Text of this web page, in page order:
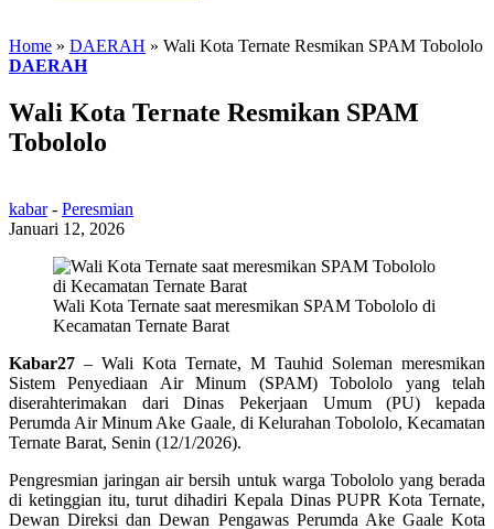
Home » DAERAH » Wali Kota Ternate Resmikan SPAM Tobololo
DAERAH
Wali Kota Ternate Resmikan SPAM
Tobololo
kabar- Peresmian
Januari 12, 2026
Wali Kota Ternate saat meresmikan SPAM Tobololo di
Kecamatan Ternate Barat
Kabar27 – Wali Kota Ternate, M Tauhid Soleman meresmikan
Sistem Penyediaan Air Minum (SPAM) Tobololo yang telah
diserahterimakan dari Dinas Pekerjaan Umum (PU) kepada
Perumda Air Minum Ake Gaale, di Kelurahan Tobololo, Kecamatan
Ternate Barat, Senin (12/1/2026).
Pengresmian jaringan air bersih untuk warga Tobololo yang berada
di ketinggian itu, turut dihadiri Kepala Dinas PUPR Kota Ternate,
Dewan Direksi dan Dewan Pengawas Perumda Ake Gaale Kota